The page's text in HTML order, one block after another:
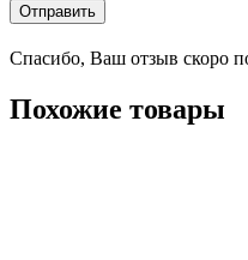
Отправить
Спасибо, Ваш отзыв скоро
Похожие товары